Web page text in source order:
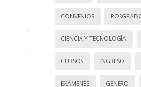
CONVENIOS
CIENCIA Y TECNOLOGÍA
CURSOS INGRESO
EXÁMENES GÉNERO